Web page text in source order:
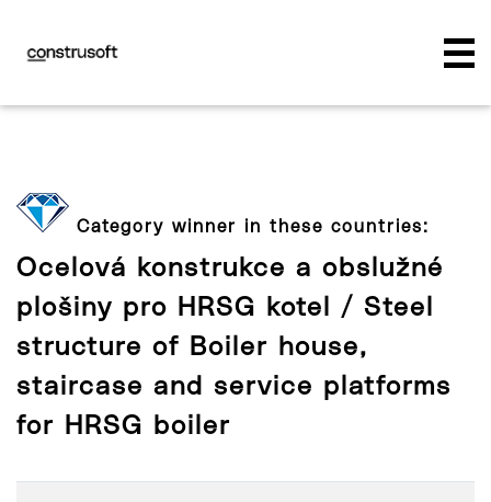
Category winner in these countries:
Ocelová konstrukce a obslužné
plošiny pro HRSG kotel / Steel
structure of Boiler house,
staircase and service platforms
for HRSG boiler